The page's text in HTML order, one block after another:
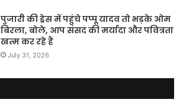
पुजारी की ड्रेस में पहुंचे पप्पू यादव तो भड़के ओम
बिरला, बोले, आप संसद की मर्यादा और पवित्रता
खत्म कर रहे हैं
July 31, 2026